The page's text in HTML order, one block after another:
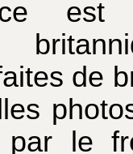
de
par le